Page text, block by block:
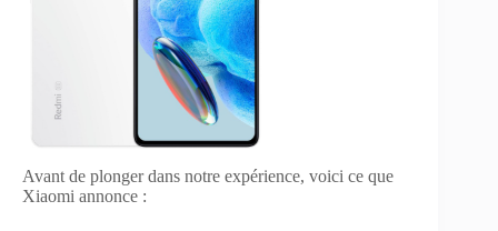
Avant de plonger dans notre expérience, voici ce que
Xiaomi annonce :